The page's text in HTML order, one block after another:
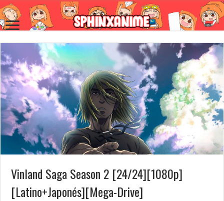
Vinland Saga Season 2 [24/24][1080p]
[Latino+Japonés][Mega-Drive]